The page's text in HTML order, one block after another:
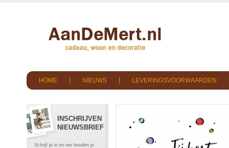
HOME NIEUWS LEVERINGSVOORWAARDEN
INSCHRIJVEN
NIEUWSBRIEF
Schrijf je in en we houden je